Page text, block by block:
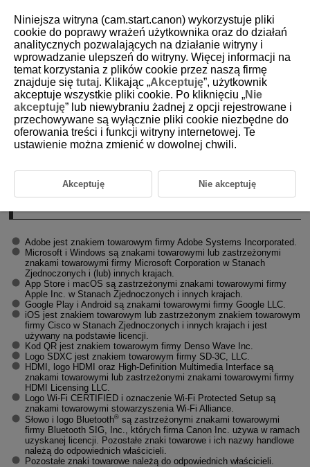
D101-204
Znaki towarowe i licencje
Znaki towarowe
AboutMPEG-4Licensing
Akcesoria
Adobe jest znakiem towarowym firmy Adobe Systems Incorporated.
Microsoft i Windows są znakami towarowymi lub zastrzeżonymi
znakami towarowymi firmy Microsoft Corporation w Stanach
Zjednoczonych i (lub) innych krajach.
App Store i macOS są zastrzeżonymi znakami towarowymi firmy
Apple Inc. w Stanach Zjednoczonych i innych krajach.
Google Play i Android są znakami towarowymi firmy Google LLC.
iOS jest znakiem towarowym lub zastrzeżonym znakiem towarowym
firmy Cisco w Stanach Zjednoczonych i innych krajach i jest
używany na podstawie licencji.
Kod QR jest znakiem towarowym firmy Denso Wave Inc.
Logo SDXC jest znakiem towarowym firmy SD-3C, LLC.
HDMI, logo HDMI oraz High-Definition Multimedia Interface są
znakami towarowymi lub zastrzeżonymi znakami towarowymi firmy
HDMI Licensing LLC.
Logo Wi-Fi CERTIFIED i oznaczenie Wi-Fi Protected Setup są
znakami towarowymi stowarzyszenia Wi-Fi Alliance.
Słowo i logo Bluetooth®są zastrzeżonymi znakami towarowymi
firmy Bluetooth SIG, Inc., których firma Canon Inc. używa w ramach
uzyskanej licencji. Pozostałe znaki towarowe i ich nazwy handlowe
należą do odpowiednich właścicieli.
Pozostałe znaki towarowe należą do odpowiednich właścicieli.
Niniejsza witryna (cam.start.canon) wykorzystuje pliki
cookie do poprawy wrażeń użytkownika oraz do działań
analitycznych pozwalających na działanie witryny i
wprowadzanie ulepszeń do witryny. Więcej informacji na
temat korzystania z plików cookie przez naszą firmę
znajduje się tutaj. Klikając „Akceptuję”, użytkownik
akceptuje wszystkie pliki cookie. Po kliknięciu „Nie
akceptuję” lub niewybraniu żadnej z opcji rejestrowane i
przechowywane są wyłącznie pliki cookie niezbędne do
oferowania treści i funkcji witryny internetowej. Te
ustawienie można zmienić w dowolnej chwili.
Akceptuję Nie akceptuję